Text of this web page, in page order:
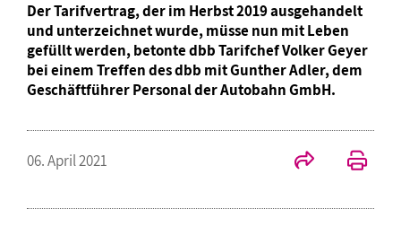
Der Tarifvertrag, der im Herbst 2019 ausgehandelt
und unterzeichnet wurde, müsse nun mit Leben
gefüllt werden, betonte dbb Tarifchef Volker Geyer
bei einem Treffen des dbb mit Gunther Adler, dem
Geschäftführer Personal der Autobahn GmbH.
06. April 2021